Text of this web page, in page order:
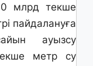
млрд текше
пайдалануға
ауызсу
метр су